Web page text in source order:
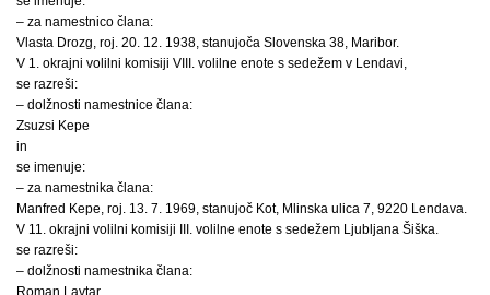
– za namestnico člana:
Vlasta Drozg, roj. 20. 12. 1938, stanujoča Slovenska 38, Maribor.
V 1. okrajni volilni komisiji VIII. volilne enote s sedežem v Lendavi,
se razreši:
– dolžnosti namestnice člana:
Zsuzsi Kepe
in
se imenuje:
– za namestnika člana:
Manfred Kepe, roj. 13. 7. 1969, stanujoč Kot, Mlinska ulica 7, 9220 Lendava.
V 11. okrajni volilni komisiji III. volilne enote s sedežem Ljubljana Šiška.
se razreši:
– dolžnosti namestnika člana:
Roman Lavtar